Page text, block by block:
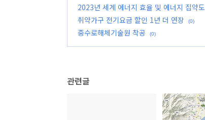
2023년 세계 에너지 효율 및 에너지 집약도
취약가구 전기요금 할인 1년 더 연장 (0)
중수로해체기술원 착공 (0)
관련글